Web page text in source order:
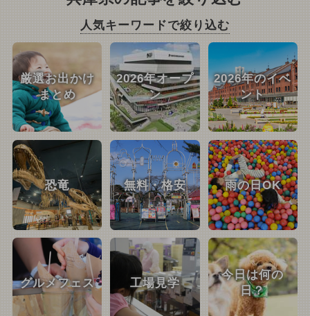
人気キーワードで絞り込む
厳選お出かけ
まとめ
2026年オープ
ン
2026年のイベ
ント
恐竜 無料・格安 雨の日OK
グルメフェス 工場見学
今日は何の
日？